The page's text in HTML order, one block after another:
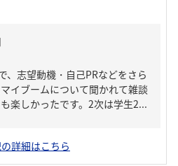
、志望動機・自己PRなどをさら
イブームについて聞かれて雑談
楽しかったです。2次は学生2...
詳細はこちら